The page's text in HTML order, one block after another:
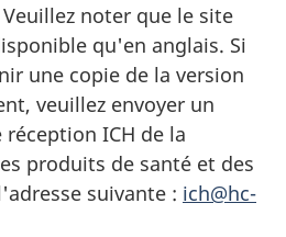
Veuillez noter que le site
qu'en anglais. Si
une copie de la version
veuillez envoyer un
ICH de la
produits de santé et des
suivante : ich@hc-